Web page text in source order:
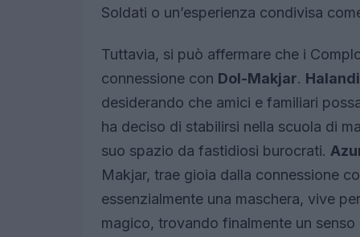
Soldati o un’esperienza condivisa
Tuttavia, si può affermare che i
connessione con Dol-Makjar.
desiderando che amici e familiari
ha deciso di stabilirsi nella scuola di
suo spazio da fastidiosi burocrati.
Makjar, trae gioia dalla connessione
essenzialmente una maschera, vive
magico, trovando finalmente un senso